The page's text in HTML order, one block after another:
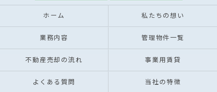
ホーム 私たちの想い
業務内容 管理物件一覧
不動産売却の流れ 事業用賃貸
よくある質問 当社の特徴